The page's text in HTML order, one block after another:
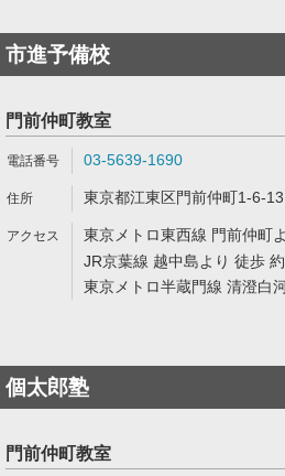
市進予備校
門前仲町教室
03-5639-1690
東京都江東区門前仲町1-6-
東京メトロ東西線 門前仲町
JR京葉線 越中島より 徒歩
東京メトロ半蔵門線 清澄白
個太郎塾
門前仲町教室